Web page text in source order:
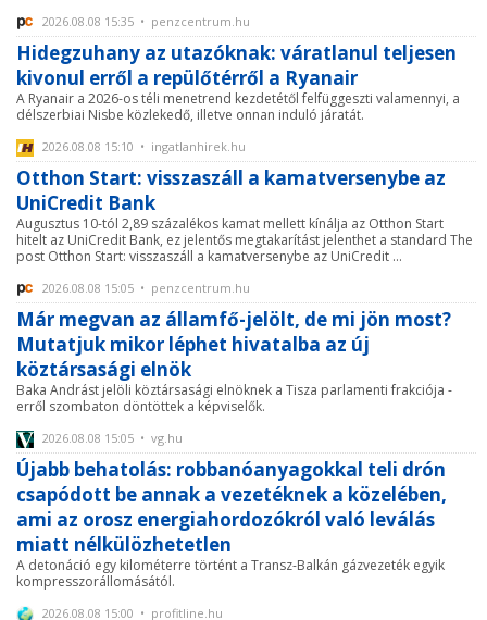
2026.08.08 15:35 • penzcentrum.hu
Hidegzuhany az utazóknak: váratlanul teljesen
kivonul erről a repülőtérről a Ryanair
A Ryanair a 2026-os téli menetrend kezdetétől felfüggeszti valamennyi, a
délszerbiai Nisbe közlekedő, illetve onnan induló járatát.
2026.08.08 15:10 • ingatlanhirek.hu
Otthon Start: visszaszáll a kamatversenybe az
UniCredit Bank
Augusztus 10-tól 2,89 százalékos kamat mellett kínálja az Otthon Start
hitelt az UniCredit Bank, ez jelentős megtakarítást jelenthet a standard The
post Otthon Start: visszaszáll a kamatversenybe az UniCredit ...
2026.08.08 15:05 • penzcentrum.hu
Már megvan az államfő-jelölt, de mi jön most?
Mutatjuk mikor léphet hivatalba az új
köztársasági elnök
Baka Andrást jelöli köztársasági elnöknek a Tisza parlamenti frakciója -
erről szombaton döntöttek a képviselők.
2026.08.08 15:05 • vg.hu
Újabb behatolás: robbanóanyagokkal teli drón
csapódott be annak a vezetéknek a közelében,
ami az orosz energiahordozókról való leválás
miatt nélkülözhetetlen
A detonáció egy kilométerre történt a Transz-Balkán gázvezeték egyik
kompresszorállomásától.
2026.08.08 15:00 • profitline.hu